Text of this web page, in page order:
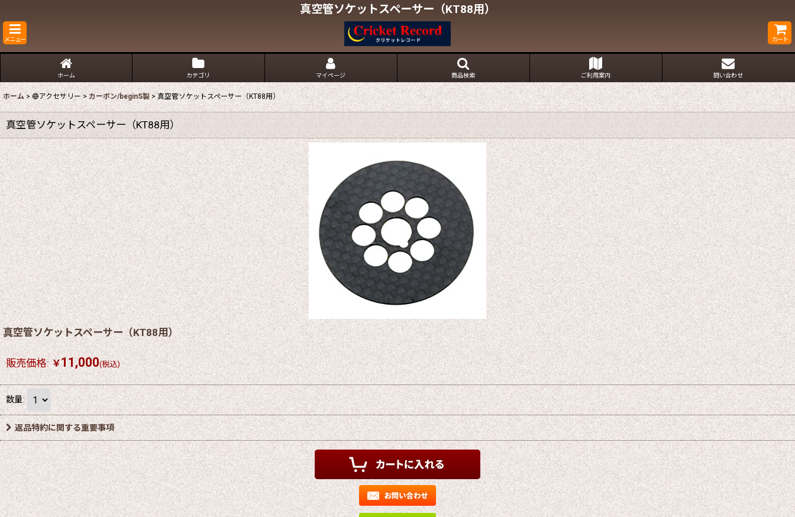
真空管ソケットスペーサー（KT88用）
メニュー カート
ホーム カテゴリ マイページ 商品検索 ご利用案内 問い合わせ
ホーム > 🔵アクセサリー > カーボン/beginS製 > 真空管ソケットスペーサー（KT88用）
真空管ソケットスペーサー（KT88用）
真空管ソケットスペーサー（KT88用）
販売価格: ￥11,000(税込)
数量:
返品特約に関する重要事項